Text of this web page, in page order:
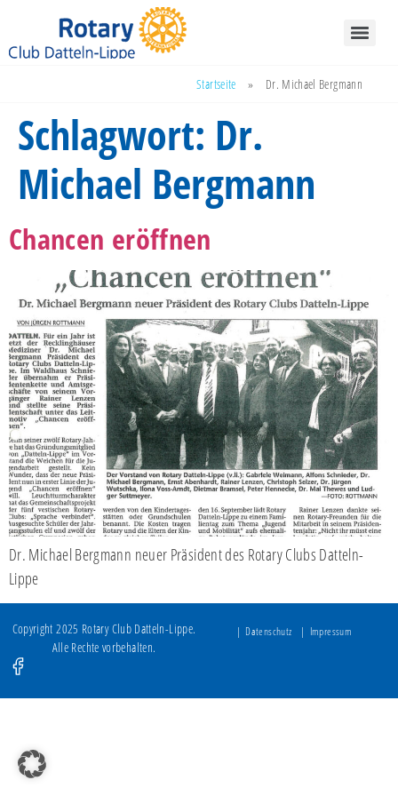
Startseite » Dr. Michael Bergmann
Schlagwort: Dr.
Michael Bergmann
Chancen eröffnen
Dr. Michael Bergmann neuer Präsident des Rotary Clubs Datteln-
Lippe
Copyright 2025 Rotary Club Datteln-Lippe.
Alle Rechte vorbehalten.
Datenschutz Impressum